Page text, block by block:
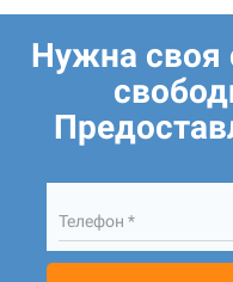
Нужна своя
Телефон *